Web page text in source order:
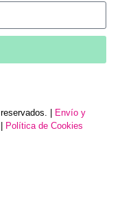
|
Envío y
Política de Cookies